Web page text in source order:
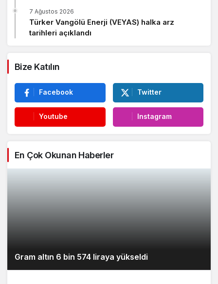
Türker Vangölü Enerji (VEYAS) halka arz
tarihleri açıklandı
7 Ağustos 2026
Bize Katılın
Facebook Twitter
Youtube Instagram
En Çok Okunan Haberler
Gram altın 6 bin 574 liraya yükseldi